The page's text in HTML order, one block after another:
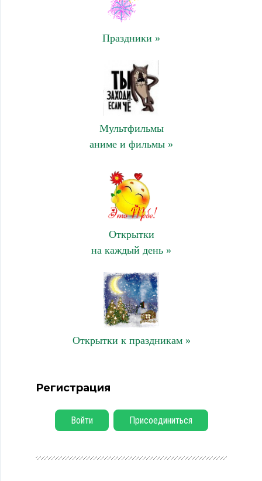
Праздники »
Мультфильмы
аниме и фильмы »
Открытки
на каждый день »
Открытки к праздникам »
Регистрация
Войти Присоединиться